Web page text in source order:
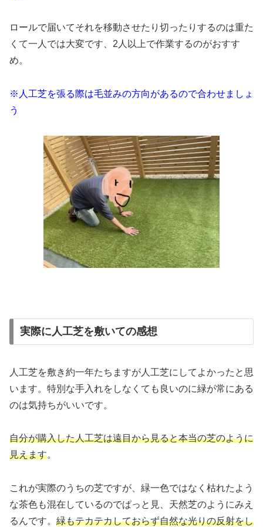
ロールで届いてそれを移動させたり切ったりするのは重た
くて一人では大変です、2人以上で作業するのがおすす
め。
※人工芝を張る際は毛並みの方向があるので合わせましょ
う
実際に人工芝を敷いての感想
人工芝を敷き約一年たちますが人工芝にしてよかったと思
います。特別な手入れをしなくても良いのに緑が常にある
のは気持ちがいいです。
自分が購入した人工芝は遠目から見ると本当の芝のように
見えます。
これが実際のうちの芝ですが、緑一色ではなく枯れたよう
な茶色も混在しているのでぱっと見、天然芝のようにみえ
るんです。 緑もテカテカしておらず自然な光りの反射をし